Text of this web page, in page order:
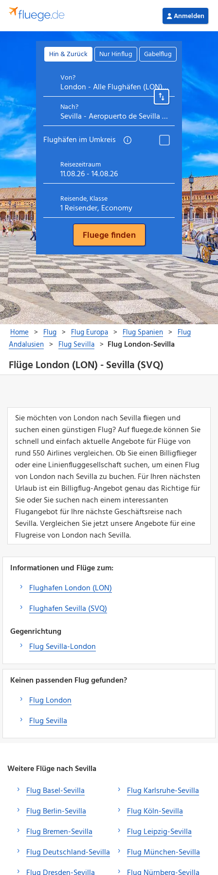
Flüge London (LON) - Sevilla (SVQ)
Sie möchten von London nach Sevilla fliegen und
suchen einen günstigen Flug? Auf fluege.de können Sie
schnell und einfach aktuelle Angebote für Flüge von
rund 550 Airlines vergleichen. Ob Sie einen Billigflieger
oder eine Linienfluggesellschaft suchen, um einen Flug
von London nach Sevilla zu buchen. Für Ihren nächsten
Urlaub ist ein Billigflug-Angebot genau das Richtige für
Sie oder Sie suchen nach einem interessanten
Flugangebot für Ihre nächste Geschäftsreise nach
Sevilla. Vergleichen Sie jetzt unsere Angebote für eine
Flugreise von London nach Sevilla.
Informationen und Flüge zum:
Flughafen London (LON)
Flughafen Sevilla (SVQ)
Gegenrichtung
Flug Sevilla-London
Keinen passenden Flug gefunden?
Flug London
Flug Sevilla
Weitere Flüge nach Sevilla
Flug Basel-Sevilla
Flug Berlin-Sevilla
Flug Bremen-Sevilla
Flug Deutschland-Sevilla
Flug Karlsruhe-Sevilla
Flug Köln-Sevilla
Flug Leipzig-Sevilla
Flug München-Sevilla